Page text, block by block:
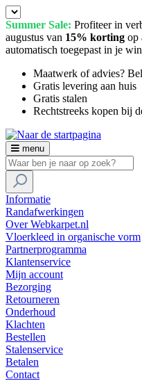
Summer Sale: Profiteer in
augustus van 15% korting op
automatisch toegepast in je
Maatwerk of advies?
Gratis levering aan huis
Gratis stalen
Rechtstreeks kopen bij
menu
Informatie
Randafwerkingen
Over Webkarpet.nl
Vloerkleed in organische vorm
Partnerprogramma
Klantenservice
Mijn account
Bezorging
Retourneren
Onderhoud
Klachten
Bestellen
Stalenservice
Betalen
Contact